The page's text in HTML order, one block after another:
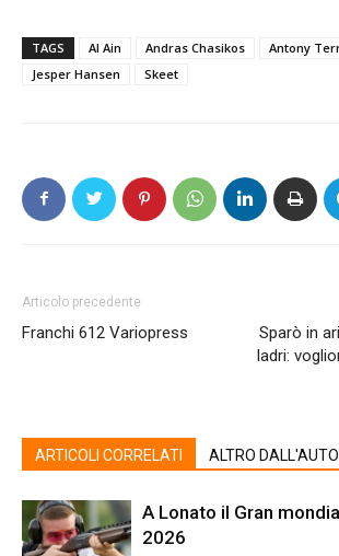
TAGS Al Ain Andras Chasikos
Antony
Jesper Hansen
Skeet
Articolo precedente
Franchi 612 Variopress
Sparò in
ladri:
ARTICOLI CORRELATI ALTRO
A Lonato il Gran
2026